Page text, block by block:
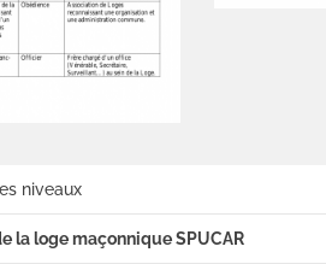
niveaux
la loge maçonnique SPUCAR